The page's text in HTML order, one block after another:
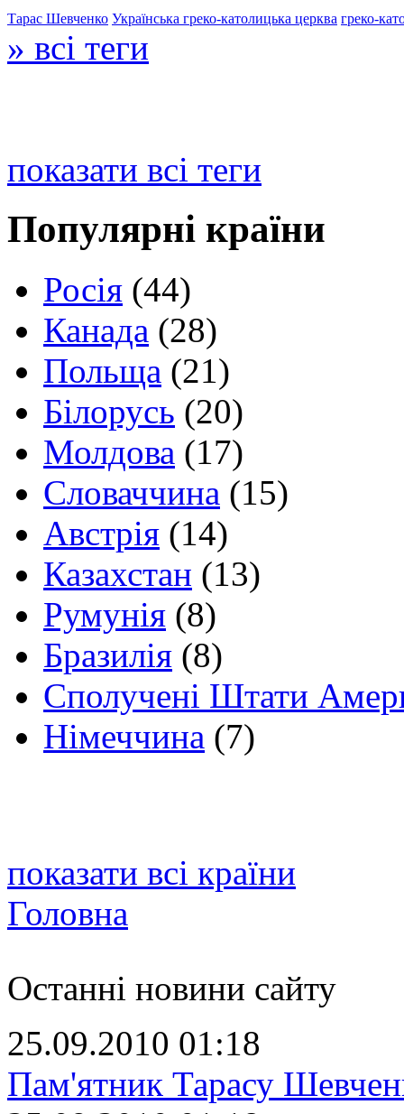
Тарас Шевченко Українська греко-католицька церква греко-
» всі теги
показати всі теги
Популярні країни
Росія (44)
Канада (28)
Польща (21)
Білорусь (20)
Молдова (17)
Словаччина (15)
Австрія (14)
Казахстан (13)
Румунія (8)
Бразилія (8)
Сполучені Штати
Німеччина (7)
показати всі країни
Головна
Останні новини сайту
25.09.2010 01:18
Пам'ятник Тарасу